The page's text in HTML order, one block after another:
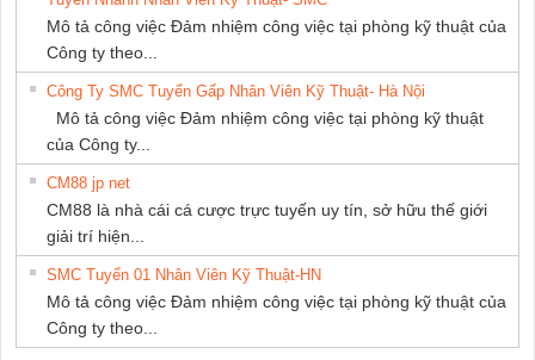
Mô tả công việc Đảm nhiệm công việc tại phòng kỹ thuật của
Công ty theo...
Công Ty SMC Tuyển Gấp Nhân Viên Kỹ Thuật- Hà Nội
Mô tả công việc Đảm nhiệm công việc tại phòng kỹ thuật
của Công ty...
CM88 jp net
CM88 là nhà cái cá cược trực tuyến uy tín, sở hữu thế giới
giải trí hiện...
SMC Tuyển 01 Nhân Viên Kỹ Thuật-HN
Mô tả công việc Đảm nhiệm công việc tại phòng kỹ thuật của
Công ty theo...